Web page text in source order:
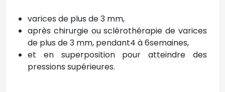
varices de plus de 3 mm,
après chirurgie ou sclérothérapie de varices
de plus de 3 mm, pendant4 à 6semaines,
et en superposition pour atteindre des
pressions supérieures.